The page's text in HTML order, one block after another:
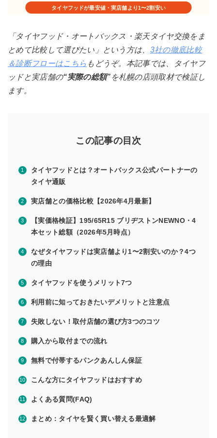
タイヤフッドが最安値・実店舗より1〜2割安い
「タイヤフッド・オートバックス・楽天タイヤ交換をま
とめて比較して選びたい」という方は、 3社の徹底比較
＆診断フローはこちら もどうぞ。本記事では、タイヤフ
ッドと実店舗の“実際の総額” を札幌の店頭取材で検証し
ます。
この記事の目次
タイヤフッドとは？オートバックス公式パートナーの
タイヤ通販
実店舗との価格比較【2026年4月最新】
【実価格検証】195/65R15 ブリヂストンNEWNO・4
本セット総額（2026年5月時点）
なぜタイヤフッドは実店舗より1〜2割安いのか？4つ
の理由
タイヤフッドを使うメリット7つ
利用前に知っておきたいデメリットと注意点
失敗しない！取付店舗の選び方3つのコツ
購入から取付までの流れ
無料で付帯するパンクあんしん保証
こんな方にタイヤフッドはおすすめ
よくある質問(FAQ)
まとめ：タイヤを賢く買い替える最適解